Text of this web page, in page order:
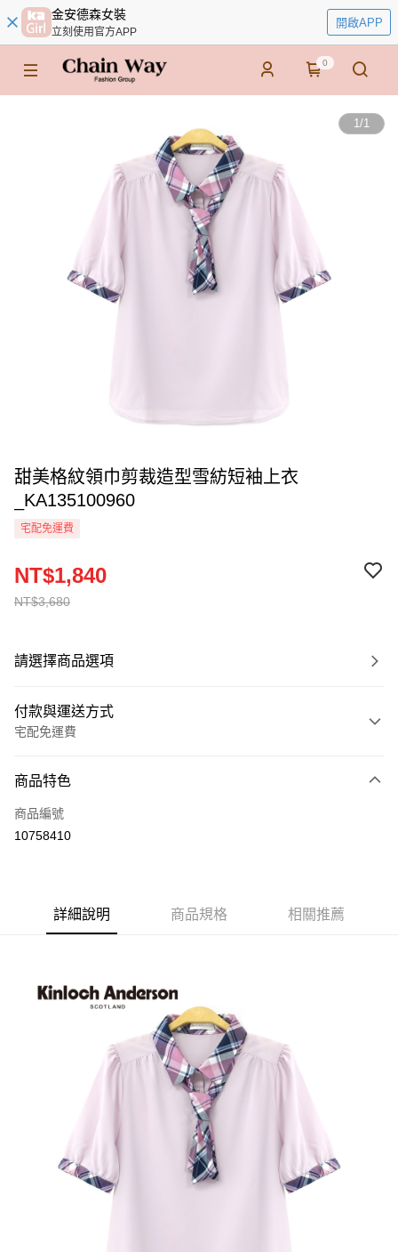
金安德森女裝
立刻使用官方APP
開啟APP
0
1/1
甜美格紋領巾剪裁造型雪紡短袖上衣
_KA135100960
宅配免運費
NT$3,680
NT$1,840
請選擇商品選項
付款與運送方式
宅配免運費
信用卡一次付款
LINE Pay
運送方式
每筆NT$60，滿NT$1,000(含以上)免運費
付款後7-11取貨
每筆NT$60，滿NT$1,000(含以上)免運費
商品特色
商品編號
10758410
詳細說明 商品規格 相關推薦